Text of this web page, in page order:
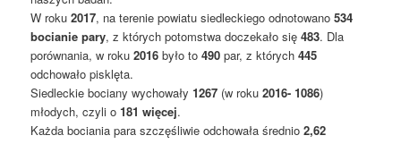
W roku2017, na terenie powiatu siedleckiego odnotowano534
bocianie pary, z których potomstwa doczekało się483. Dla
porównania, w roku2016 było to490 par, z których445
odchowało pisklęta.
Siedleckie bociany wychowały1267 (w roku2016- 1086)
młodych, czyli o181 więcej.
Każda bociania para szczęśliwie odchowała średnio2,62